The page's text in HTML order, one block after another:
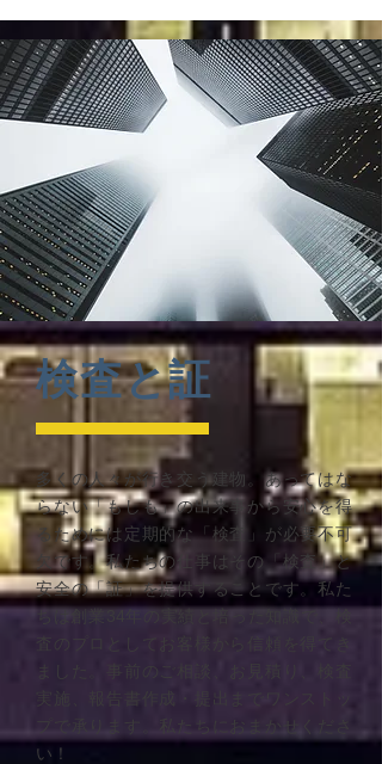
検査と証
多くの人々が行き交う建物。あってはな
らない「もしも」の出来事から安心を得
るためには定期的な「検査」が必要不可
欠です。私たちの仕事はその「検査」と
安全の「証」を提供することです。私た
実施、報告書作成・提出までワンストッ
い！